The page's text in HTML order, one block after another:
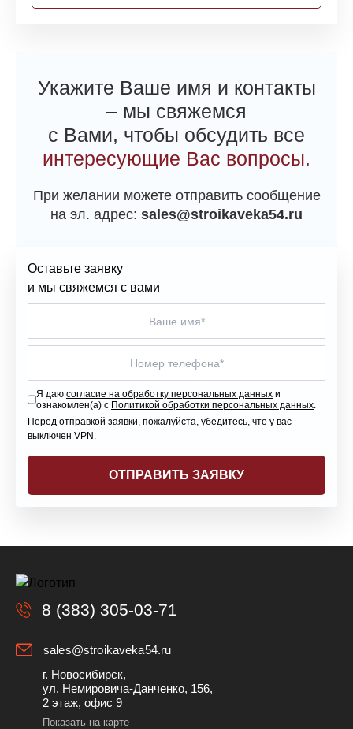
Укажите Ваше имя и контакты
– мы свяжемся
с Вами, чтобы обсудить все
интересующие Вас вопросы.
При желании можете отправить сообщение
на эл. адрес: sales@stroikaveka54.ru
Оставьте заявку
и мы свяжемся с вами
Я даю согласие на обработку персональных данныхи
ознакомлен(а) с Политикой обработки персональных данных.
Перед отправкой заявки, пожалуйста, убедитесь, что у вас
выключен VPN.
8 (383) 305-03-71
sales@stroikaveka54.ru
г. Новосибирск,
ул. Немировича-Данченко, 156,
2 этаж, офис 9
Показать на карте